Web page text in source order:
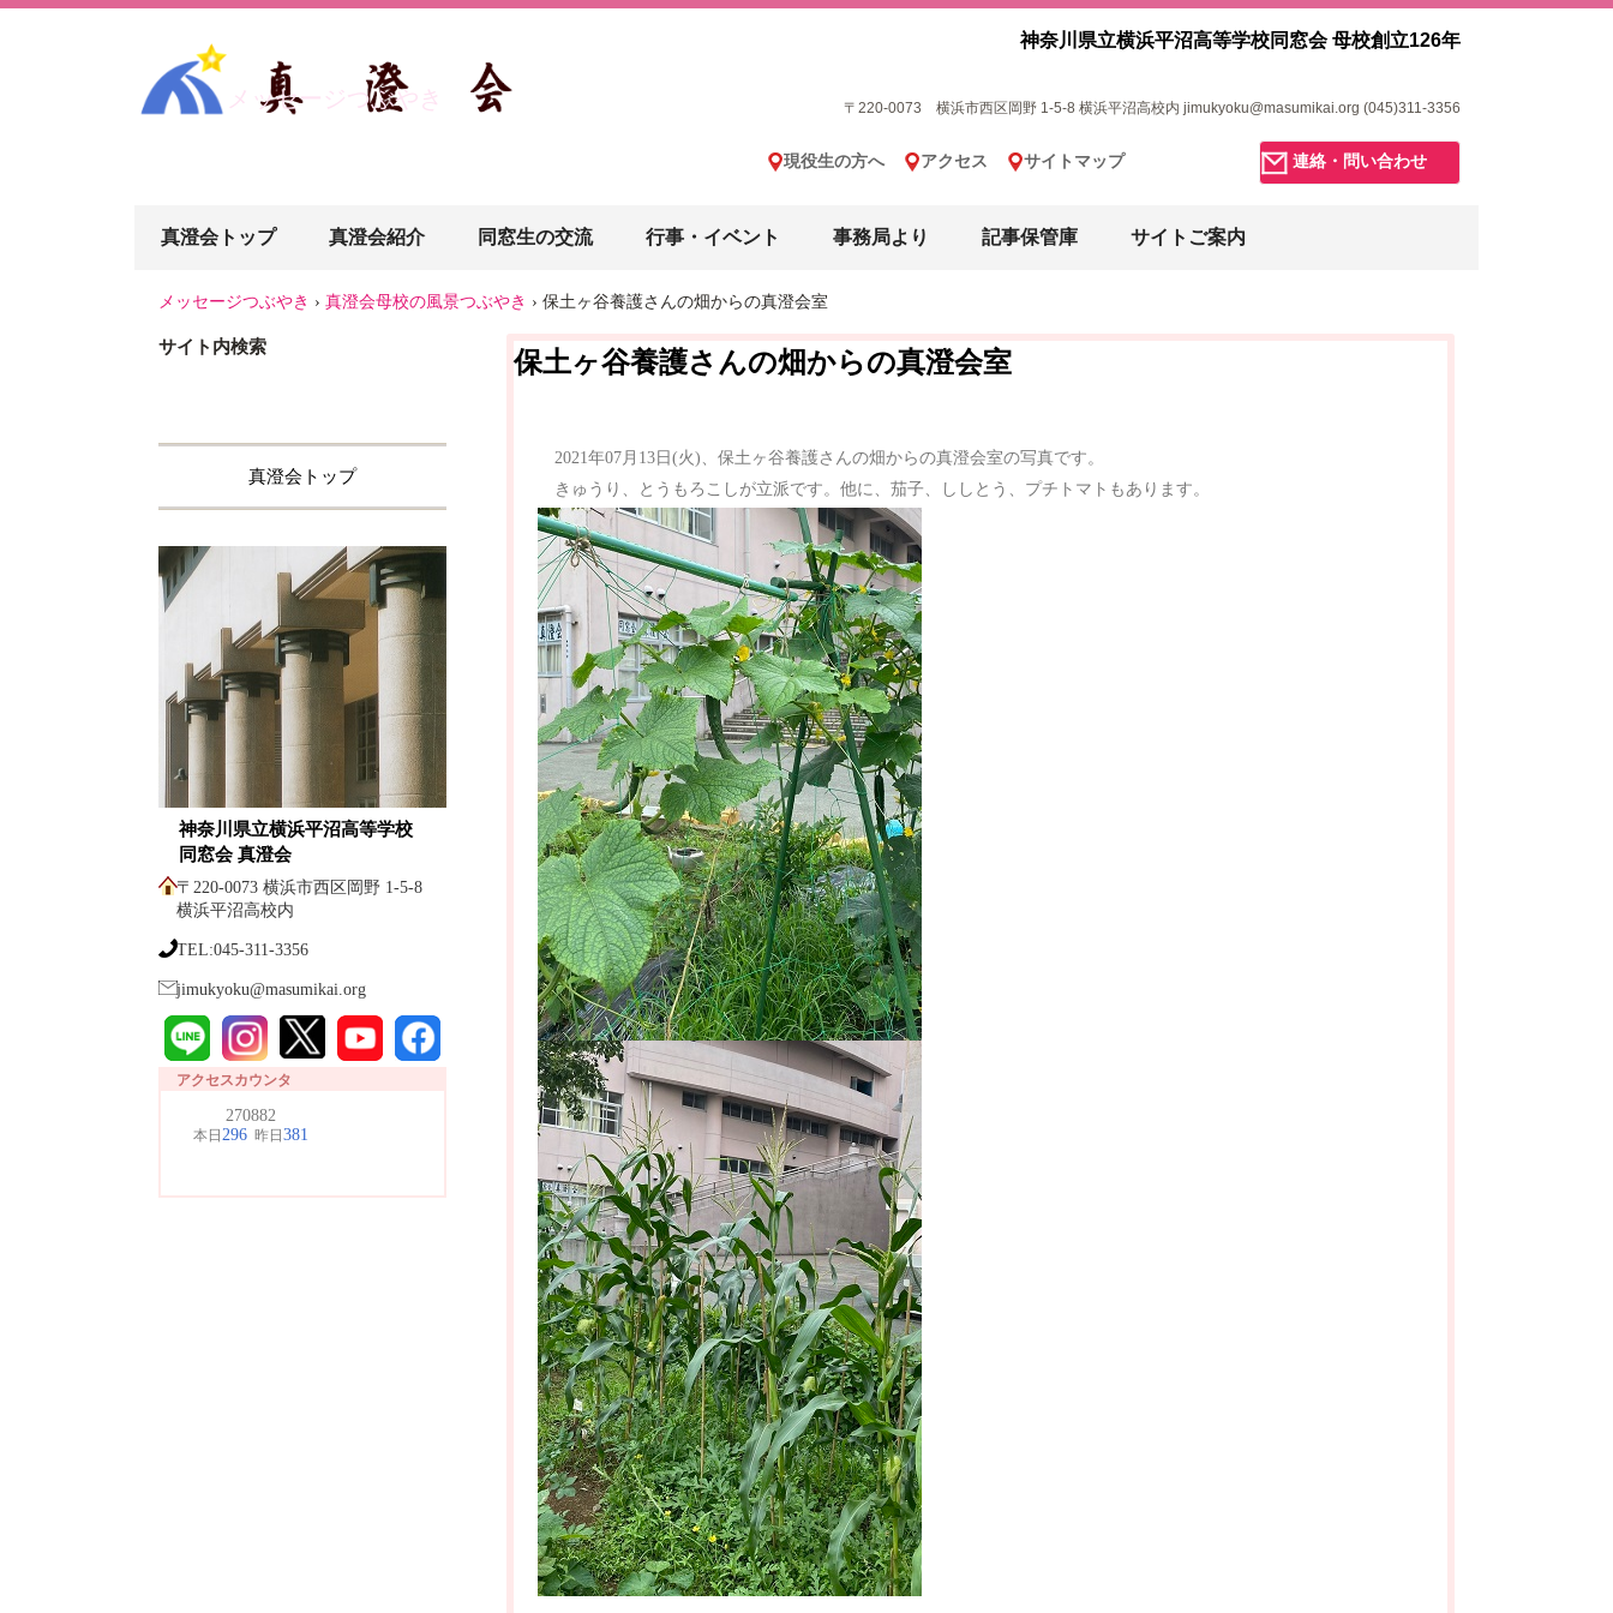
メッセージつぶやき
神奈川県立横浜平沼高等学校同窓会 母校創立126年
〒220-0073 横浜市西区岡野 1-5-8 横浜平沼高校内 jimukyoku@masumikai.org (045)311-3356
連絡・問い合わせ
現役生の方へ アクセス サイトマップ
真澄会トップ 真澄会紹介 同窓生の交流 行事・イベント 事務局より 記事保管庫 サイトご案内
メッセージつぶやき › 真澄会母校の風景つぶやき › 保土ヶ谷養護さんの畑からの真澄会室
保土ヶ谷養護さんの畑からの真澄会室
2021年07月13日(火)、保土ヶ谷養護さんの畑からの真澄会室の写真です。
きゅうり、とうもろこしが立派です。他に、茄子、ししとう、プチトマトもあります。
サイト内検索
真澄会トップ
神奈川県立横浜平沼高等学校
同窓会 真澄会
〒220-0073 横浜市西区岡野 1-5-8
横浜平沼高校内
TEL:045-311-3356
jimukyoku@masumikai.org
アクセスカウンタ